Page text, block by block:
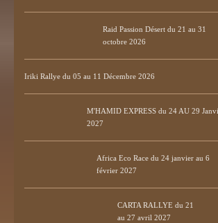
Raid Passion Désert du 21 au 31
octobre 2026
Iriki Rallye du 05 au 11 Décembre 2026
M'HAMID EXPRESS du 24 AU 29
2027
Africa Eco Race du 24 janvier au 6
février 2027
CARTA RALLYE du 21
au 27 avril 2027